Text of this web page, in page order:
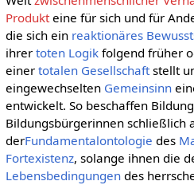
Produkteine für sich und für
die sich ein reaktionäres
ihrer toten Logikfolgend früher
einer totalen Gesellschaftstellt
eingewechselten Gemeinsinn
entwickelt. So beschaffen
Bildungsbürgerinnen schließlich
derFundamentalontologie des
Fortexistenz, solange ihnen die
Lebensbedingungendes